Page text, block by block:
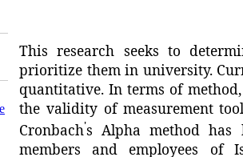
This research seeks to
prioritize them in university.
quantitative. In terms of
the validity of measurement
Cronbach's Alpha method has
members and employees of